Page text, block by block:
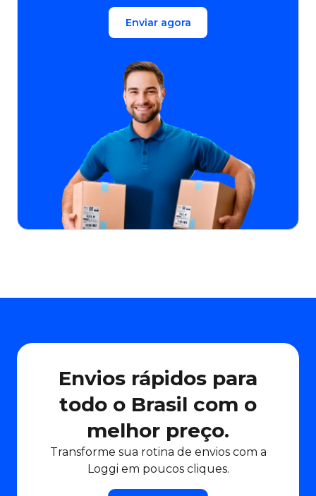
Enviar agora
Envios rápidos para
todo o Brasil com o
melhor preço.
Transforme sua rotina de envios com a
Loggi em poucos cliques.